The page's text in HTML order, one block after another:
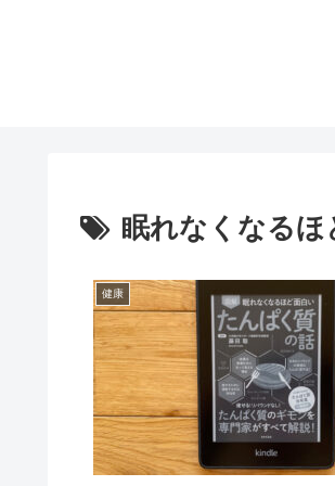
眠れなくなるほ
健康